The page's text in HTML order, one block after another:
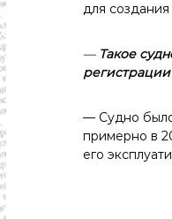
для
— Такое
регистрации
— Судно
примерно в
его